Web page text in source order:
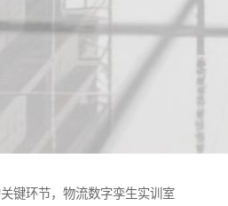
键环节，物流数字孪生实训室